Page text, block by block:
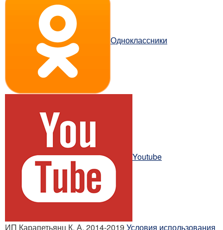
Одноклассники
Youtube
ИП Карапетьянц К. А. 2014-2019 Условия использования